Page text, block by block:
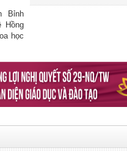
Bỉnh
Hồng
học